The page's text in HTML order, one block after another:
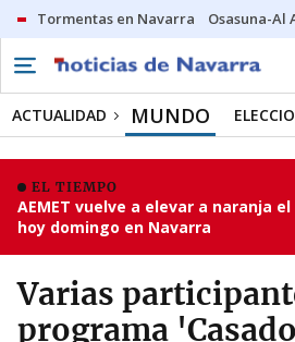
Tormentas en Navarra Osasuna-Al
ACTUALIDAD MUNDO
EL TIEMPO
AEMET vuelve a elevar a naranja
hoy domingo en Navarra
Varias
programa